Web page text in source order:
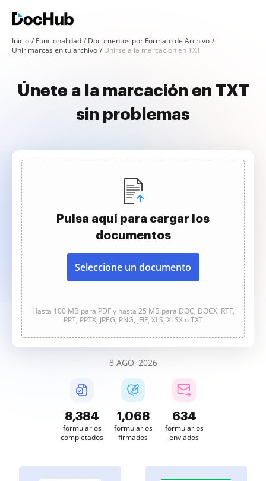
Inicio Funcionalidad
Documentos por Formato de Archivo
Unir marcas en tu archivo
Unirse a la marcación en TXT
Únete a la marcación en TXT
sin problemas
Pulsa aquí para cargar los
documentos
Seleccione un documento
Hasta 100 MB para PDF y hasta 25 MB para DOC, DOCX, RTF,
PPT, PPTX, JPEG, PNG, JFIF, XLS, XLSX o TXT
8 AGO, 2026
8,385
formularios
completados
1,068
formularios
firmados
634
formularios
enviados